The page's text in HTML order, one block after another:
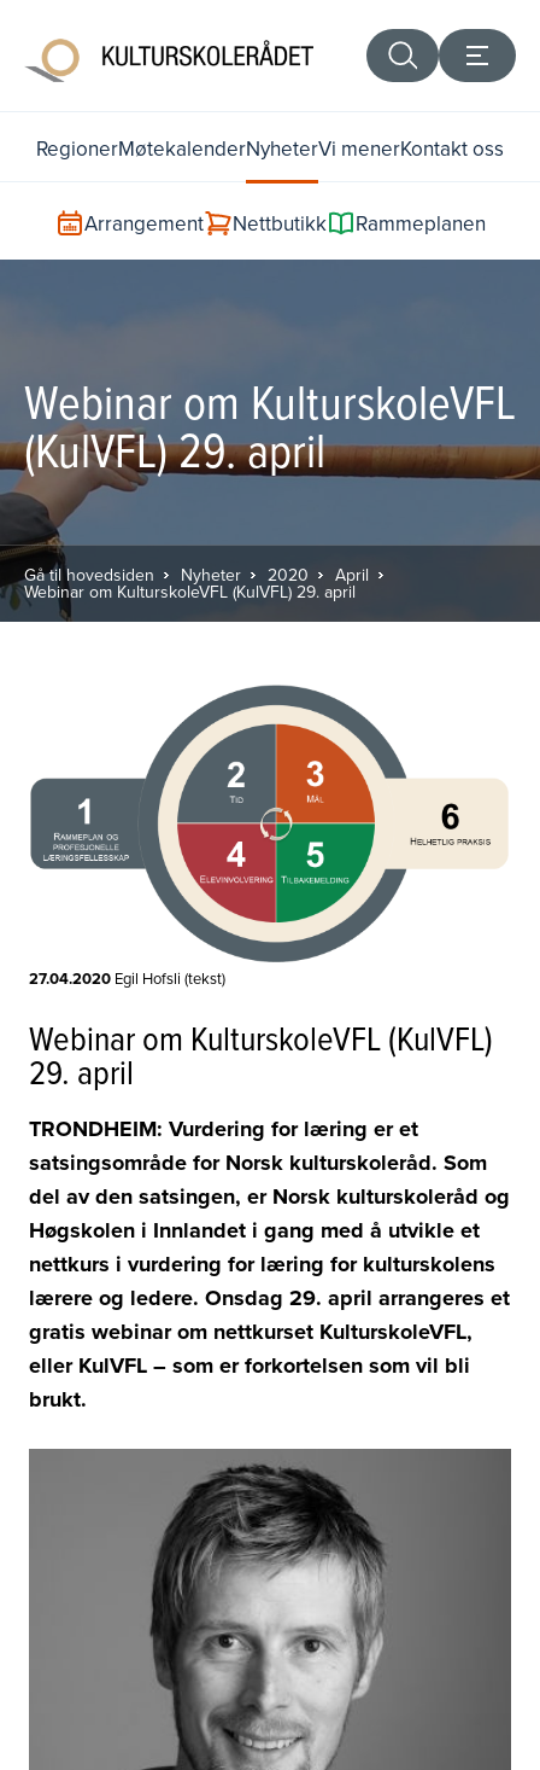
RegionerMøtekalenderNyheterVi menerKontakt oss
Arrangement Nettbutikk Rammeplanen
Webinar om KulturskoleVFL
(KulVFL) 29. april
Gå til hovedsiden Nyheter 2020 April
Webinar om KulturskoleVFL (KulVFL) 29. april
27.04.2020 Egil Hofsli (tekst)
Webinar om KulturskoleVFL (KulVFL)
29. april
TRONDHEIM: Vurdering for læring er et
satsingsområde for Norsk kulturskoleråd. Som
del av den satsingen, er Norsk kulturskoleråd og
Høgskolen i Innlandet i gang med å utvikle et
nettkurs i vurdering for læring for kulturskolens
lærere og ledere. Onsdag 29. april arrangeres et
gratis webinar om nettkurset KulturskoleVFL,
eller KulVFL–som er forkortelsen som vil bli
brukt.